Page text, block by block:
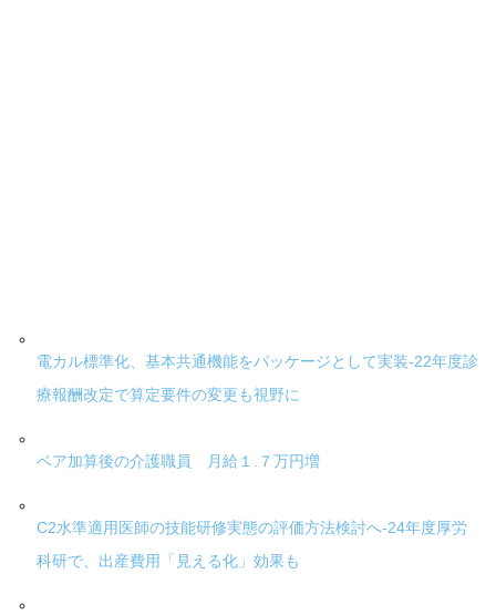
電カル標準化、基本共通機能をパッケージとして実装-22年度診
療報酬改定で算定要件の変更も視野に
ベア加算後の介護職員 月給１.７万円増
C2水準適用医師の技能研修実態の評価方法検討へ-24年度厚労
科研で、出産費用「見える化」効果も